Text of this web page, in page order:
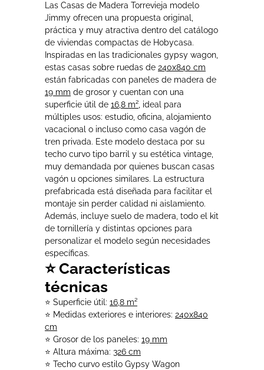
Las Casas de Madera Torrevieja modelo
Jimmy ofrecen una propuesta original,
práctica y muy atractiva dentro del catálogo
de viviendas compactas de Hobycasa.
Inspiradas en las tradicionales gypsy wagon,
estas casas sobre ruedas de 240x840 cm
están fabricadas con paneles de madera de
19 mm de grosor y cuentan con una
superficie útil de 16,8 m² , ideal para
múltiples usos: estudio, oficina, alojamiento
vacacional o incluso como casa vagón de
tren privada. Este modelo destaca por su
techo curvo tipo barril y su estética vintage,
muy demandada por quienes buscan casas
vagón u opciones similares. La estructura
prefabricada está diseñada para facilitar el
montaje sin perder calidad ni aislamiento.
Además, incluye suelo de madera, todo el kit
de tornillería y distintas opciones para
personalizar el modelo según necesidades
específicas.
⭐ Características
técnicas
⭐ Superficie útil: 16,8 m²
⭐ Medidas exteriores e interiores: 240x840
cm
⭐ Grosor de los paneles: 19 mm
⭐ Altura máxima: 326 cm
⭐ Techo curvo estilo Gypsy Wagon